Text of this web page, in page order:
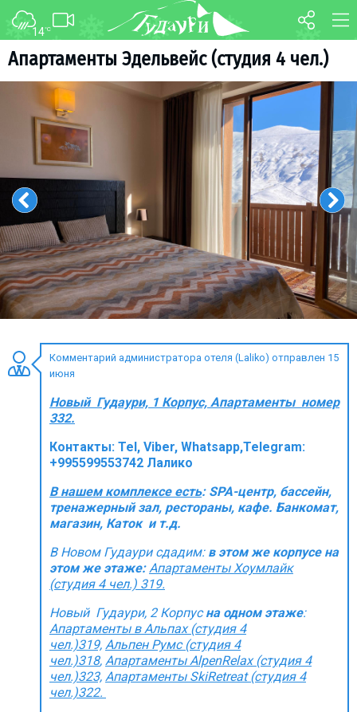
14°C
Апартаменты Эдельвейс (студия 4 чел.)
Комментарий администратора отеля (Laliko) отправлен 15
июня
Новый Гудаури, 1 Корпус, Апартаменты номер
332.
Контакты: Tel, Viber, Whatsapp,Telegram:
+995599553742 Лалико
В нашем комплексе есть: SPA-центр, бассейн,
тренажерный зал, рестораны, кафе. Банкомат,
магазин, Каток и т.д.
В Новом Гудаури сдадим: в этом же корпусе на
этом же этаже: Aпартаменты Хоумлайк
(студия 4 чел.) 319.
Новый Гудаури, 2 Корпусна одном этаже:
Aпартаменты в Альпах (студия 4
чел.)319, Альпен Румс (студия 4
чел.)318, Апартаменты AlpenRelax (студия 4
чел.)323, Апартаменты SkiRetreat (студия 4
чел.)322.
ФОРУМ КАРТА
WEBCAM
ТРАНСФЕР
О курорте
Схема трасс
Ски-пасс
Инструкторы
Прокат
Ски-сервис
Дети в Гудаури
Развлечения
Календарь событий
Гудаури
INFO
ПРОЖИВАНИЕ
Квартиры
Коттеджи
Отели
Долгосрочная аренда
Казбеги
Другое
ГРУЗИЯ
О Грузии
Визы и Документы